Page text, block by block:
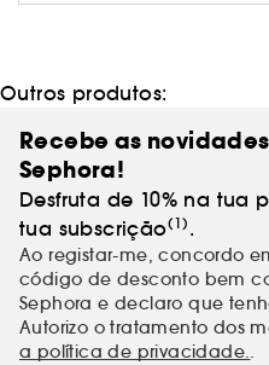
Outros produtos:
Recebe as
Sephora!
Desfruta de 10% na tua
tua subscrição(1) .
Ao registar-me, concordo
código de desconto bem
Sephora e declaro que
Autorizo o tratamento dos
a política de privacidade..